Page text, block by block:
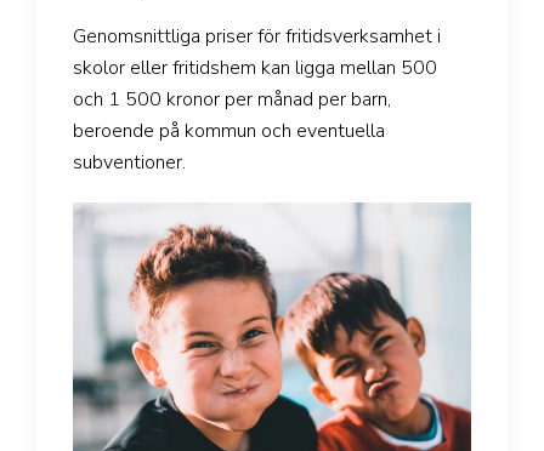
Genomsnittliga priser för fritidsverksamhet i
skolor eller fritidshem kan ligga mellan 500
och 1 500 kronor per månad per barn,
beroende på kommun och eventuella
subventioner.